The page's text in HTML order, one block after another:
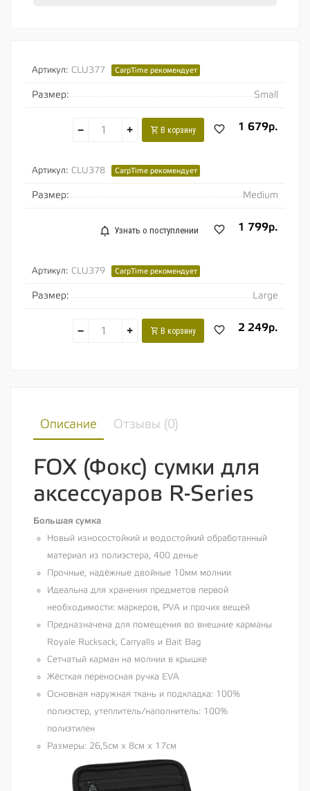
Артикул: CLU377 CarpTime рекомендует
Размер: Small
1 679р.
− + В корзину
Артикул: CLU378 CarpTime рекомендует
Размер: Medium
1 799р.
Узнать о поступлении
Артикул: CLU379 CarpTime рекомендует
Размер: Large
2 249р.
− + В корзину
Описание Отзывы (0)
FOX (Фокс) сумки для
аксессуаров R-Series
Большая сумка
Новый износостойкий и водостойкий обработанный
материал из полиэстера, 400 денье
Прочные, надёжные двойные 10мм молнии
Идеальна для хранения предметов первой
необходимости: маркеров, PVA и прочих вещей
Предназначена для помещения во внешние карманы
Royale Rucksack, Carryalls и Bait Bag
Сетчатый карман на молнии в крышке
Жёсткая переносная ручка EVA
Основная наружная ткань и подкладка: 100%
полиэстер, утеплитель/наполнитель: 100%
полиэтилен
Размеры: 26,5см х 8см х 17см